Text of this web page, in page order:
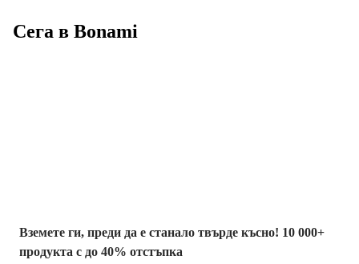
Сега в Bonami
Вземете ги, преди да е станало твърде късно! 10 000+
продукта с до 40% отстъпка